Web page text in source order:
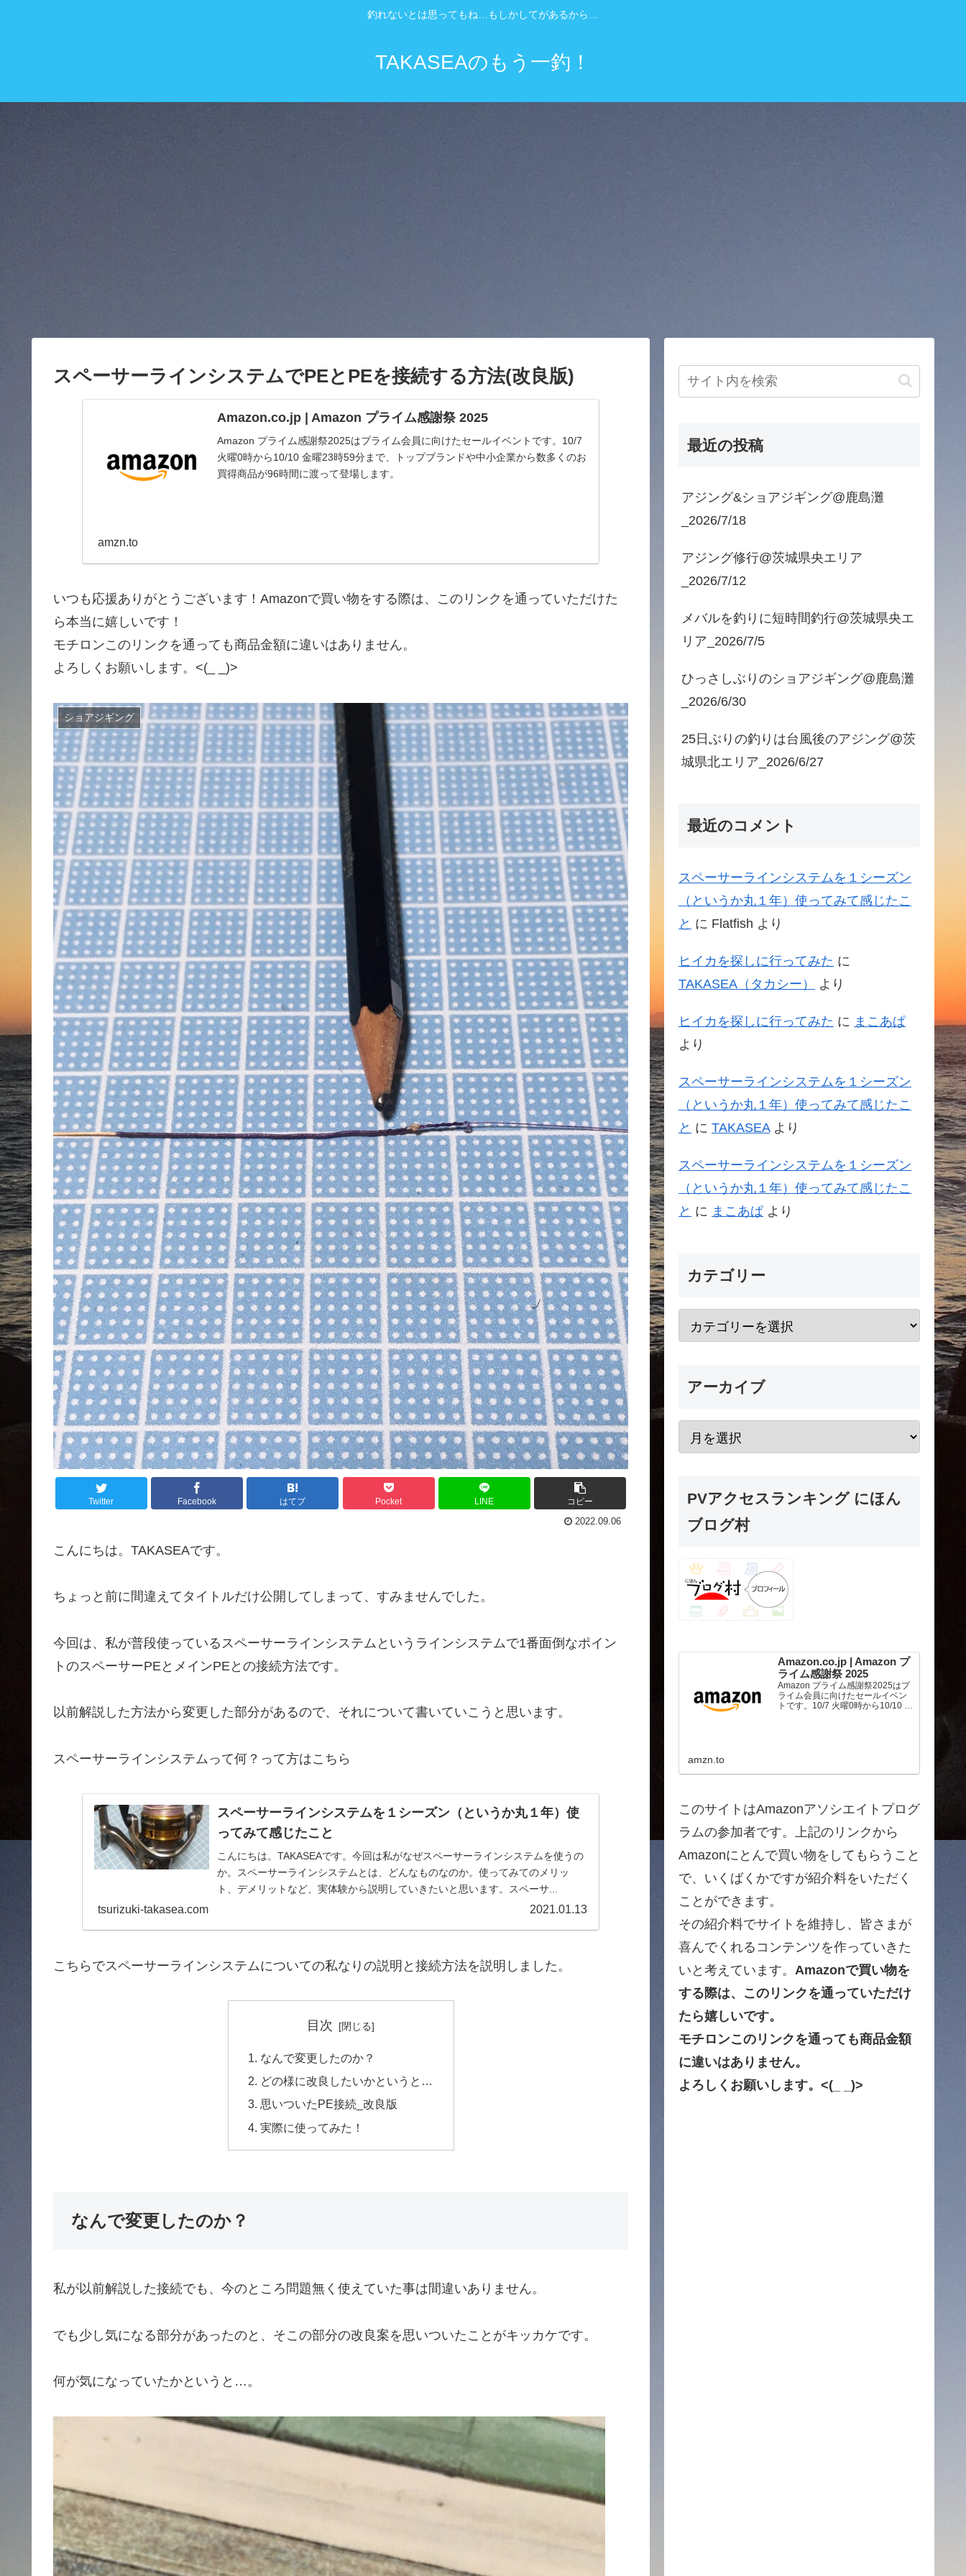
釣れないとは思ってもね…もしかしてがあるから…
TAKASEAのもう一釣！
スペーサーラインシステムでPEとPEを接続する方法(改良版)
Amazon.co.jp | Amazon プライム感謝祭 2025
Amazon プライム感謝祭2025はプライム会員に向けたセールイベントです。10/7
火曜0時から10/10 金曜23時59分まで、トップブランドや中小企業から数多くのお
買得商品が96時間に渡って登場します。
amzn.to
いつも応援ありがとうございます！Amazonで買い物をする際は、このリンクを通っていただけた
ら本当に嬉しいです！
モチロンこのリンクを通っても商品金額に違いはありません。
よろしくお願いします。<(_ _)>
ショアジギング
Twitter Facebook はてブ Pocket LINE コピー
2022.09.06
こんにちは。TAKASEAです。
ちょっと前に間違えてタイトルだけ公開してしまって、すみませんでした。
今回は、私が普段使っているスペーサーラインシステムというラインシステムで1番面倒なポイン
トのスペーサーPEとメインPEとの接続方法です。
以前解説した方法から変更した部分があるので、それについて書いていこうと思います。
スペーサーラインシステムって何？って方はこちら
スペーサーラインシステムを１シーズン（というか丸１年）使
ってみて感じたこと
こんにちは。TAKASEAです。今回は私がなぜスペーサーラインシステムを使うの
か。スペーサーラインシステムとは、どんなものなのか。使ってみてのメリッ
ト、デメリットなど、実体験から説明していきたいと思います。スペーサ...
tsurizuki-takasea.com 2021.01.13
こちらでスペーサーラインシステムについての私なりの説明と接続方法を説明しました。
目次
なんで変更したのか？
どの様に改良したいかというと…
思いついたPE接続_改良版
実際に使ってみた！
なんで変更したのか？
私が以前解説した接続でも、今のところ問題無く使えていた事は間違いありません。
でも少し気になる部分があったのと、そこの部分の改良案を思いついたことがキッカケです。
何が気になっていたかというと…。
最近の投稿
アジング&ショアジギング@鹿島灘
_2026/7/18
アジング修行@茨城県央エリア
_2026/7/12
メバルを釣りに短時間釣行@茨城県央エ
リア_2026/7/5
ひっさしぶりのショアジギング@鹿島灘
_2026/6/30
25日ぶりの釣りは台風後のアジング@茨
城県北エリア_2026/6/27
最近のコメント
スペーサーラインシステムを１シーズン
（というか丸１年）使ってみて感じたこ
と に Flatfish より
ヒイカを探しに行ってみた に
TAKASEA（タカシー）
より
ヒイカを探しに行ってみた に まこあぱ
より
スペーサーラインシステムを１シーズン
（というか丸１年）使ってみて感じたこ
と に TAKASEAより
スペーサーラインシステムを１シーズン
（というか丸１年）使ってみて感じたこ
と に まこあぱ より
カテゴリー
アーカイブ
PVアクセスランキング にほん
ブログ村
Amazon.co.jp | Amazon プ
ライム感謝祭 2025
Amazon プライム感謝祭2025はプ
ライム会員に向けたセールイベン
トです。10/7 火曜0時から10/10 金
amzn.to
このサイトはAmazonアソシエイトプログ
ラムの参加者です。上記のリンクから
Amazonにとんで買い物をしてもらうこと
で、いくばくかですが紹介料をいただく
ことができます。
その紹介料でサイトを維持し、皆さまが
喜んでくれるコンテンツを作っていきた
いと考えています。 Amazonで買い物を
する際は、このリンクを通っていただけ
たら嬉しいです。
モチロンこのリンクを通っても商品金額
に違いはありません。
よろしくお願いします。<(_ _)>